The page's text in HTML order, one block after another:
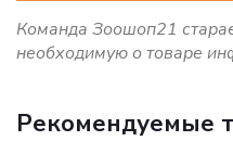
Команда Зоошоп21
необходимую о товаре
Рекомендуемые